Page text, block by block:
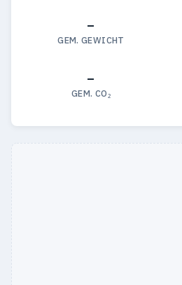
—
GEM. GEWICHT
—
GEM. CO₂